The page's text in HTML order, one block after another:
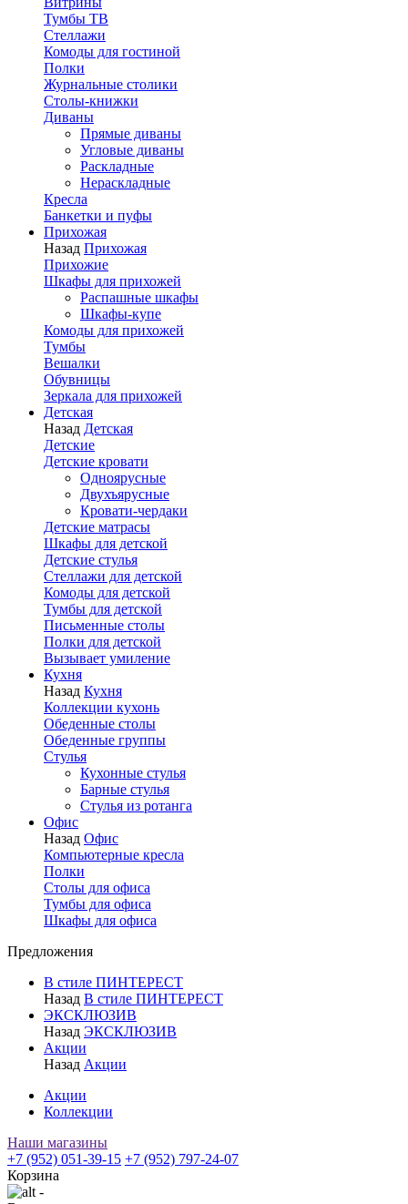
Тумбы ТВ
Стеллажи
Комоды для гостиной
Полки
Журнальные столики
Столы-книжки
Диваны
Прямые диваны
Угловые диваны
Раскладные
Нераскладные
Кресла
Банкетки и пуфы
Прихожая
Назад Прихожая
Прихожие
Шкафы для прихожей
Распашные шкафы
Шкафы-купе
Комоды для прихожей
Тумбы
Вешалки
Обувницы
Зеркала для прихожей
Детская
Назад Детская
Детские
Детские кровати
Одноярусные
Двухъярусные
Кровати-чердаки
Детские матрасы
Шкафы для детской
Детские стулья
Стеллажи для детской
Комоды для детской
Тумбы для детской
Письменные столы
Полки для детской
Вызывает умиление
Кухня
Назад Кухня
Коллекции кухонь
Обеденные столы
Обеденные группы
Стулья
Кухонные стулья
Барные стулья
Стулья из ротанга
Офис
Назад Офис
Компьютерные кресла
Полки
Столы для офиса
Тумбы для офиса
Шкафы для офиса
Предложения
В стиле ПИНТЕРЕСТ
Назад В стиле ПИНТЕРЕСТ
ЭКСКЛЮЗИВ
Назад ЭКСКЛЮЗИВ
Акции
Назад Акции
Акции
Коллекции
Наши магазины
+7 (952) 051-39-15 +7 (952) 797-24-07
Корзина
-